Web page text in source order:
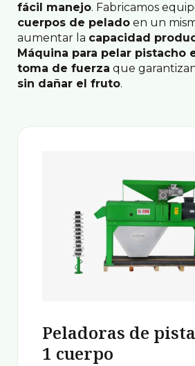
fácil manejo. Fabricamos
cuerpos de pelado en un
aumentar la capacidad
Máquina para pelar pistacho
toma de fuerza que
sin dañar el fruto.
Peladoras de
1 cuerpo